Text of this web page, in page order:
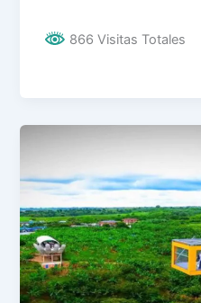
866 Visitas Totales